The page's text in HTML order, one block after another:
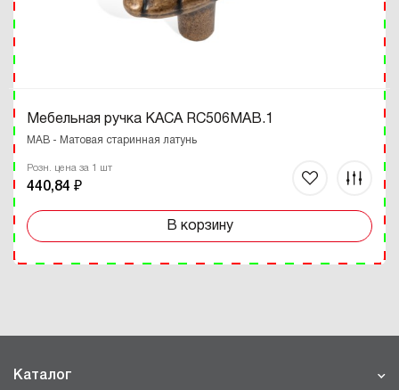
Мебельная ручка КАСА RC506MAB.1
MAB - Матовая старинная латунь
Розн. цена за 1 шт
440,84 ₽
В корзину
Каталог